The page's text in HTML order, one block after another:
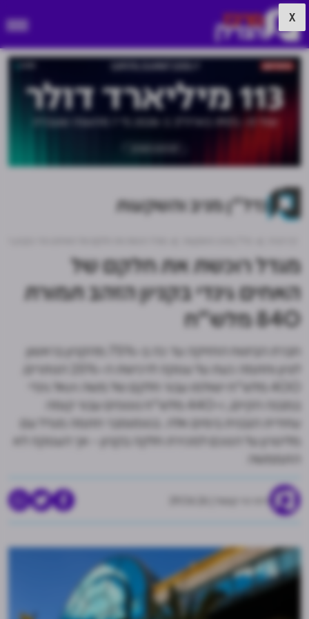
נדל"ן מניב והשקעות
מגדל רוכשת את חלקם של
האחים גינדי בקניון הזהב תמורת
840 מלש"ח
חברת הביטוח החזיקה עד כה ב-75% מהקניון בראשון
לציון וחתמה כעת על עסקה לרכישת ה-25% הנותרים.
400 מלש"ח ישולמו עבור חלקם של משה ויגאל גינדי
במבנה הקיים, ו-440 מלש"ח נוספים עבור קומה
עתידית הנבנית בימים אלה. בספטמבר חתמה מגדל עם
מליסרון על הסכם למכירת חלקה בקניון - אך העסקה לא
התממשה
דרור ניר קסטל
X